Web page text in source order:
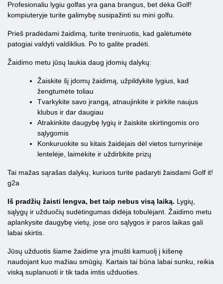
Profesionaliu lygiu golfas yra gana brangus, bet dėka Golf!
kompiuteryje turite galimybę susipažinti su mini golfu.
Prieš pradėdami žaidimą, turite treniruotis, kad galėtumėte
patogiai valdyti valdiklius. Po to galite pradėti.
Žaidimo metu jūsų laukia daug įdomių dalykų:
Žaiskite šį įdomų žaidimą, užpildykite lygius, kad
žengtumėte toliau
Tvarkykite savo įrangą, atnaujinkite ir pirkite naujus
klubus ir dar daugiau
Atrakinkite daugybę lygių ir žaiskite skirtingomis oro
sąlygomis
Konkuruokite su kitais žaidėjais dėl vietos turnyrinėje
lentelėje, laimėkite ir uždirbkite prizų
Tai mažas sąrašas dalykų, kuriuos turite padaryti žaisdami Golf it!
g2a
Iš pradžių žaisti lengva, bet taip nebus visą laiką. Lygių,
sąlygų ir užduočių sudėtingumas didėja tobulėjant. Žaidimo metu
aplankysite daugybę vietų, jose oro sąlygos ir paros laikas gali
labai skirtis.
Jūsų užduotis šiame žaidime yra įmušti kamuolį į kišenę
naudojant kuo mažiau smūgių. Kartais tai būna labai sunku, reikia
viską suplanuoti ir tik tada imtis užduoties.